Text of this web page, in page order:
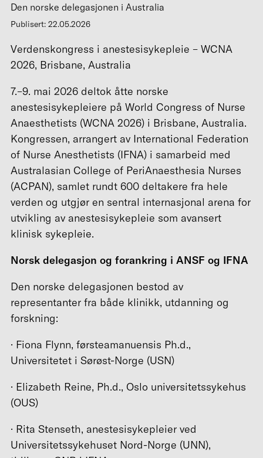
Den norske delegasjonen i Australia
Publisert: 22.05.2026
Verdenskongress i anestesisykepleie – WCNA
2026, Brisbane, Australia
7.–9. mai 2026 deltok åtte norske
anestesisykepleiere på World Congress of Nurse
Anaesthetists (WCNA 2026) i Brisbane, Australia.
Kongressen, arrangert av International Federation
of Nurse Anesthetists (IFNA) i samarbeid med
Australasian College of PeriAnaesthesia Nurses
(ACPAN), samlet rundt 600 deltakere fra hele
verden og utgjør en sentral internasjonal arena for
utvikling av anestesisykepleie som avansert
klinisk sykepleie.
Norsk delegasjon og forankring i ANSF og IFNA
Den norske delegasjonen bestod av
representanter fra både klinikk, utdanning og
forskning:
· Fiona Flynn, førsteamanuensis Ph.d.,
Universitetet i Sørøst-Norge (USN)
· Elizabeth Reine, Ph.d., Oslo universitetssykehus
(OUS)
· Rita Stenseth, anestesisykepleier ved
Universitetssykehuset Nord-Norge (UNN),